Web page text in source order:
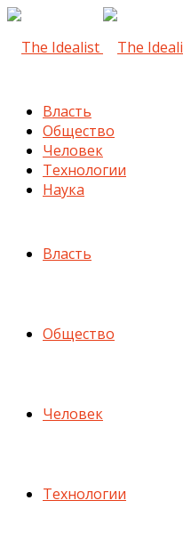
Власть
Общество
Человек
Технологии
Наука
Власть
Общество
Человек
Технологии